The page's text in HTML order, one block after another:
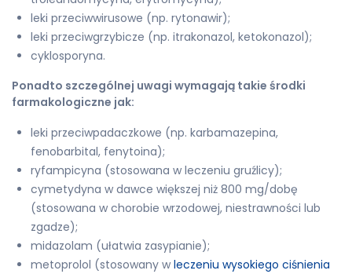
leki przeciwwirusowe (np. rytonawir);
leki przeciwgrzybicze (np. itrakonazol, ketokonazol);
cyklosporyna.
Ponadto szczególnej uwagi wymagają takie środki
farmakologiczne jak:
leki przeciwpadaczkowe (np. karbamazepina,
fenobarbital, fenytoina);
ryfampicyna (stosowana w leczeniu gruźlicy);
cymetydyna w dawce większej niż 800 mg/dobę
(stosowana w chorobie wrzodowej, niestrawności lub
zgadze);
midazolam (ułatwia zasypianie);
metoprolol (stosowany w leczeniu wysokiego ciśnienia